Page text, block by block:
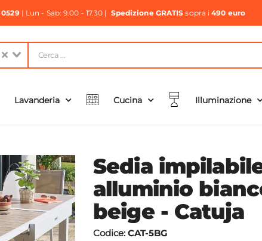
0529| Lun - Sab: 9.00 - 17.30 | Spedizione GRATIS sopra i490 euro
Lavanderia Cucina Illuminazione
Sedia
alluminio
beige - Catuja
Codice: CAT-5BG